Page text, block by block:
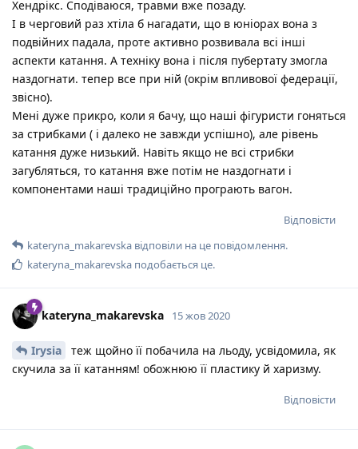
Хендрікс. Сподіваюся, травми вже позаду.
І в черговий раз хтіла б нагадати, що в юніорах вона з
подвійних падала, проте активно розвивала всі інші
аспекти катання. А техніку вона і після пубертату змогла
наздогнати. тепер все при ній (окрім впливової федерації,
звісно).
Мені дуже прикро, коли я бачу, що наші фігуристи гоняться
за стрибками ( і далеко не завжди успішно), але рівень
катання дуже низький. Навіть якщо не всі стрибки
загубляться, то катання вже потім не наздогнати і
компонентами наші традиційно програють вагон.
Відповісти
kateryna_makarevska відповіли на це повідомлення.
kateryna_makarevska подобається це.
kateryna_makarevska 15 жов 2020
Irysia
теж щойно її побачила на льоду, усвідомила, як
скучила за її катанням! обожнюю її пластику й харизму.
Відповісти